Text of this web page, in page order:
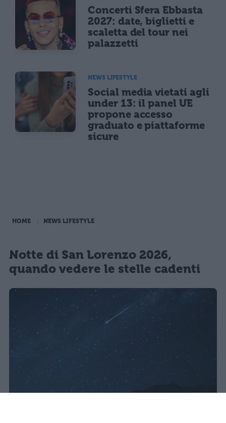
Concerti Sfera Ebbasta
2027: date, biglietti e
scaletta del tour nei
palazzetti
NEWS LIFESTYLE
Social media vietati agli
under 13: il panel UE
propone accesso
graduato e piattaforme
sicure
HOME NEWS LIFESTYLE
Notte di San Lorenzo 2026,
quando vedere le stelle cadenti